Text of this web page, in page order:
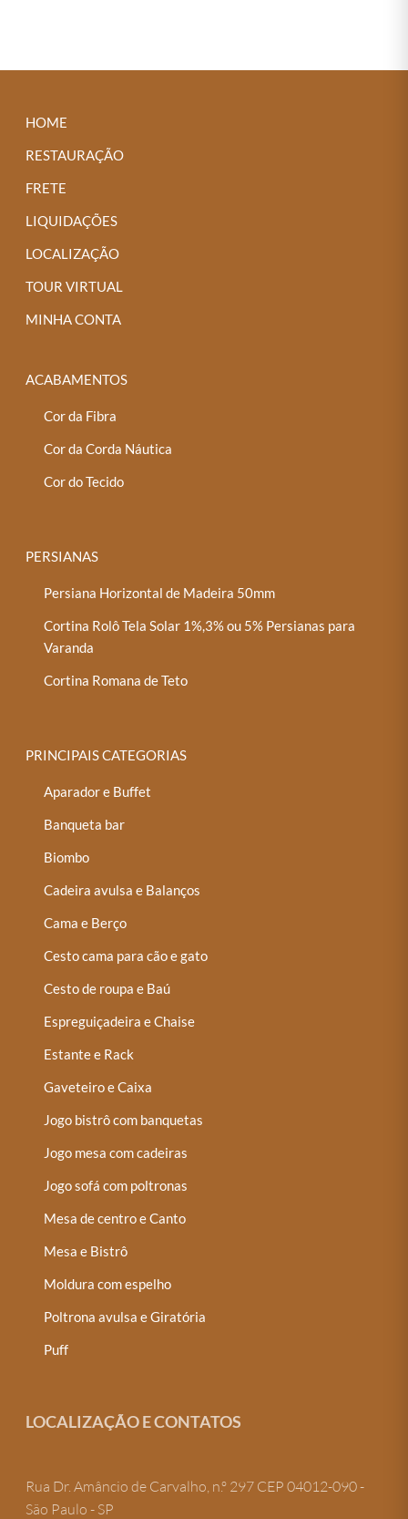
HOME
RESTAURAÇÃO
FRETE
LIQUIDAÇÕES
LOCALIZAÇÃO
TOUR VIRTUAL
MINHA CONTA
ACABAMENTOS
Cor da Fibra
Cor da Corda Náutica
Cor do Tecido
PERSIANAS
Persiana Horizontal de Madeira 50mm
Cortina Rolô Tela Solar 1%,3% ou 5% Persianas para
Varanda
Cortina Romana de Teto
PRINCIPAIS CATEGORIAS
Aparador e Buffet
Banqueta bar
Biombo
Cadeira avulsa e Balanços
Cama e Berço
Cesto cama para cão e gato
Cesto de roupa e Baú
Espreguiçadeira e Chaise
Estante e Rack
Gaveteiro e Caixa
Jogo bistrô com banquetas
Jogo mesa com cadeiras
Jogo sofá com poltronas
Mesa de centro e Canto
Mesa e Bistrô
Moldura com espelho
Poltrona avulsa e Giratória
Puff
LOCALIZAÇÃO E CONTATOS
Rua Dr. Amâncio de Carvalho, n.º 297 CEP 04012-090 -
São Paulo - SP